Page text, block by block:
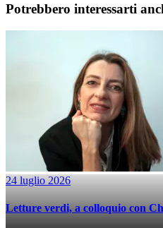
Potrebbero interessarti
24 luglio 2026
Letture verdi, a colloquio con